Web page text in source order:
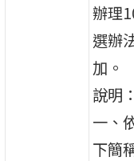
辦理
選辦
加。
說明：
一、
下簡